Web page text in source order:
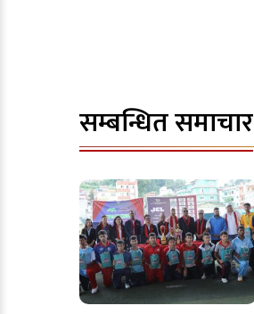
सम्बन्धित समाचार